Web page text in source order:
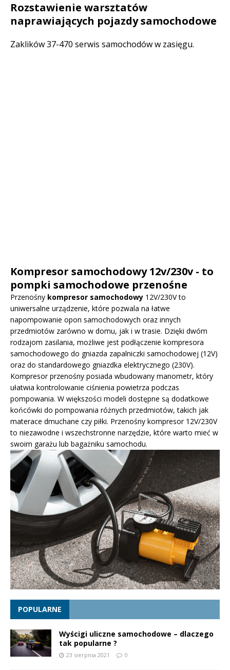
Rozstawienie warsztatów
naprawiających pojazdy samochodowe
Zaklików 37-470 serwis samochodów w zasięgu.
Kompresor samochodowy 12v/230v - to
pompki samochodowe przenośne
Przenośny kompresor samochodowy 12V/230V to
uniwersalne urządzenie, które pozwala na łatwe
napompowanie opon samochodowych oraz innych
przedmiotów zarówno w domu, jak i w trasie. Dzięki dwóm
rodzajom zasilania, możliwe jest podłączenie kompresora
samochodowego do gniazda zapalniczki samochodowej (12V)
oraz do standardowego gniazdka elektrycznego (230V).
Kompresor przenośny posiada wbudowany manometr, który
ułatwia kontrolowanie ciśnienia powietrza podczas
pompowania. W większości modeli dostępne są dodatkowe
końcówki do pompowania różnych przedmiotów, takich jak
materace dmuchane czy piłki. Przenośny kompresor 12V/230V
to niezawodne i wszechstronne narzędzie, które warto mieć w
swoim garażu lub bagażniku samochodu.
POPULARNE
Wyścigi uliczne samochodowe – dlaczego
tak popularne ?
23 sierpnia 2021 0